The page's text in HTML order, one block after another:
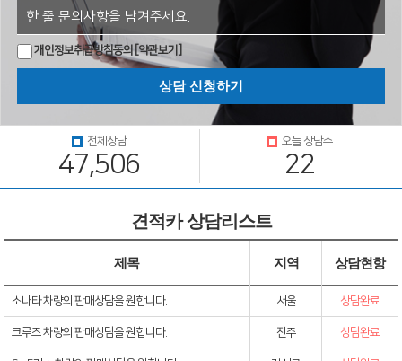
개인정보취급방침동의 [약관보기]
전체상담
47,506
오늘 상담수
22
견적카 상담리스트
제목 지역 상담현항
소나타 차량의 판매상담을 원합니다. 서울 상담완료
크루즈 차량의 판매상담을 원합니다. 전주 상담완료